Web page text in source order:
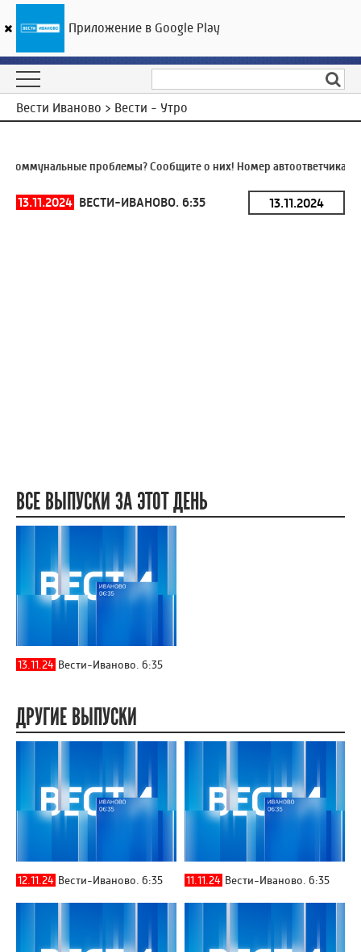
ГТРК «Ивтелерадио»
Вести Иваново > Вести - Утро
Коммунальные проблемы? Сообщите о них! Номер автоответчика:
13.11.2024 ВЕСТИ-ИВАНОВО. 6:35
ВСЕ ВЫПУСКИ ЗА ЭТОТ ДЕНЬ
13.11.24 Вести-Иваново. 6:35
ДРУГИЕ ВЫПУСКИ
12.11.24 Вести-Иваново. 6:35 11.11.24 Вести-Иваново. 6:35
Приложение в Google Play